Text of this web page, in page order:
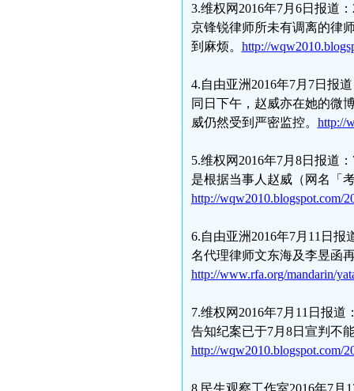
3.维权网2016年7月6日报道
京锋锐律师所未有调离的律
到麻烦。 http://
4.自由亚洲2016年7月7日报
同日下午，赵威亦在她的微
威仍然受到严密监控。 http://
5.维权网2016年7月8日报道
是根据当事人赵威（网名「
http://wqw2010.blogspot.com/
6.自由亚洲2016年7月11日
名代理律师文东海及李昱函
http://www.rfa.org/mandarin/
7.维权网2016年7月11日报
告知纪案已于7月8日宣判不
http://wqw2010.blogspot.com/
8.民生观察工作室2016年7